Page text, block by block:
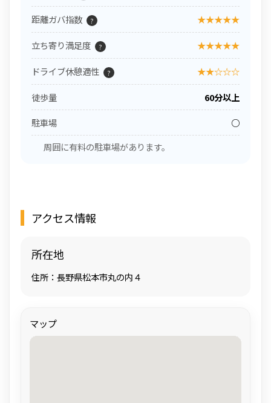
距離ガバ指数 ? ★★★★★
立ち寄り満足度 ? ★★★★★
ドライブ休憩適性 ? ★★☆☆☆
徒歩量
60分以上
駐車場
○
周囲に有料の駐車場があります。
アクセス情報
所在地
住所：長野県松本市丸の内４
マップ